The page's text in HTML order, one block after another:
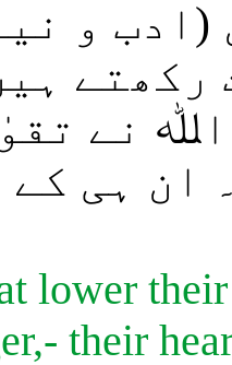
(ادب و
رکھتے
نے
ان ہی کے
lower
their